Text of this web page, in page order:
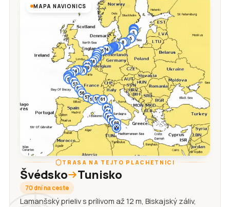
MAPA NAVIONICS
TRASA NA TEJTO PLACHETNICI
Švédsko Tunisko
70 dní na ceste
Lamanšský prieliv s prílivom až 12 m, Biskajský záliv,